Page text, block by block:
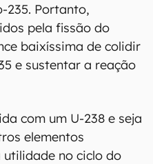
235. Portanto,
pela fissão do
baixíssima de colidir
e sustentar a reação
com um U-238 e seja
elementos
no ciclo do